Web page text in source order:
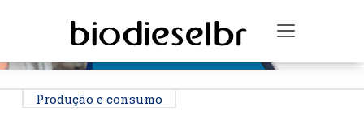
Toggle
Produção e consumo